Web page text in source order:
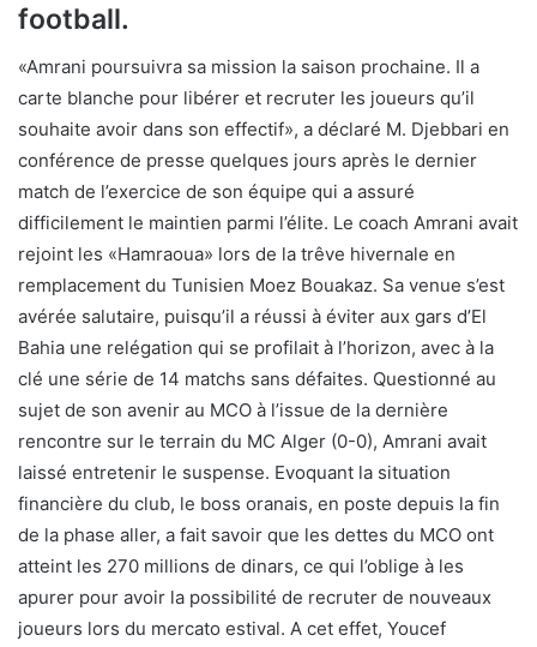
football.
«Amrani poursuivra sa mission la saison prochaine. Il a
carte blanche pour libérer et recruter les joueurs qu’il
souhaite avoir dans son effectif», a déclaré M. Djebbari en
conférence de presse quelques jours après le dernier
match de l’exercice de son équipe qui a assuré
difficilement le maintien parmi l’élite. Le coach Amrani avait
rejoint les «Hamraoua» lors de la trêve hivernale en
remplacement du Tunisien Moez Bouakaz. Sa venue s’est
avérée salutaire, puisqu’il a réussi à éviter aux gars d’El
Bahia une relégation qui se profilait à l’horizon, avec à la
clé une série de 14 matchs sans défaites. Questionné au
sujet de son avenir au MCO à l’issue de la dernière
rencontre sur le terrain du MC Alger (0-0), Amrani avait
laissé entretenir le suspense. Evoquant la situation
financière du club, le boss oranais, en poste depuis la fin
de la phase aller, a fait savoir que les dettes du MCO ont
atteint les 270 millions de dinars, ce qui l’oblige à les
apurer pour avoir la possibilité de recruter de nouveaux
joueurs lors du mercato estival. A cet effet, Youcef